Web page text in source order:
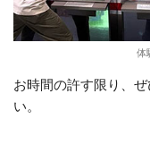
体
お時間の許す限り、
い。